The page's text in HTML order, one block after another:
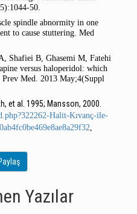
50.
spindle abnormity in one
to cause stuttering. Med
Shafiei B, Ghasemi M, Fatehi
versus haloperidol: which
Prev Med. 2013 May;4(Suppl
et al. 1995; Mansson, 2000.
Halit-Kıvanç-ile-
,
Yazılar